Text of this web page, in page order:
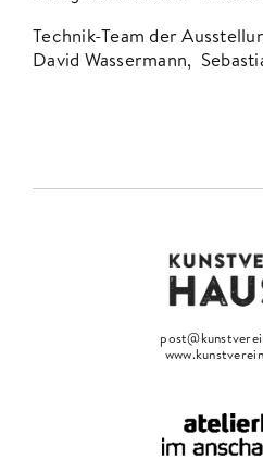
Technik-Team der
David Wassermann,